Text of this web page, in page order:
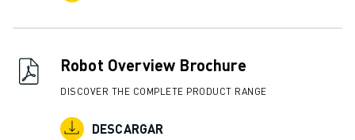
CONTACTE
IMPRINT
Robot Overview Brochure
DISCOVER THE COMPLETE PRODUCT RANGE
DESCARGAR